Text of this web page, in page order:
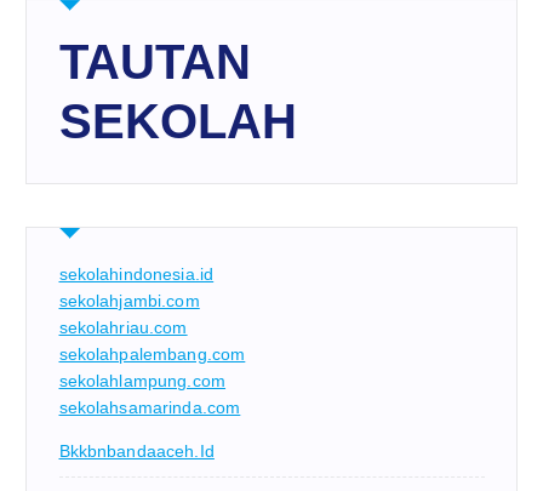
TAUTAN
SEKOLAH
sekolahindonesia.id
sekolahjambi.com
sekolahriau.com
sekolahpalembang.com
sekolahlampung.com
sekolahsamarinda.com
Bkkbnbandaaceh.id